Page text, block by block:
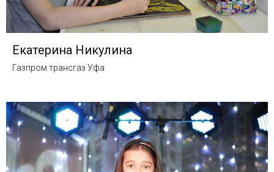
Екатерина Никулина
Газпром трансгаз Уфа